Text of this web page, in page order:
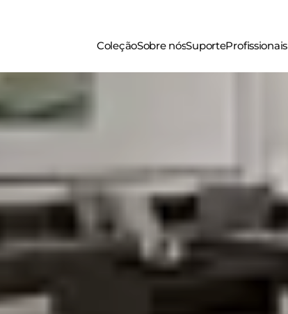
ColeçãoSobre nósSuporteProfissionais